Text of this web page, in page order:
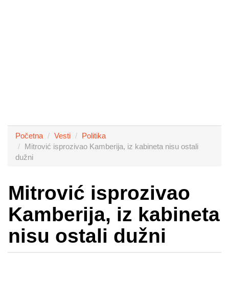
Početna Vesti
Politika
Mitrović isprozivao Kamberija, iz kabineta nisu ostali
dužni
Mitrović isprozivao
Kamberija, iz kabineta
nisu ostali dužni